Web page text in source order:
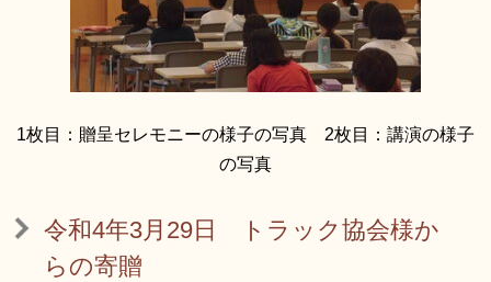
1枚目：贈呈セレモニーの様子の写真 2枚目：講演の様子
の写真
令和4年3月29日 トラック協会様か
らの寄贈